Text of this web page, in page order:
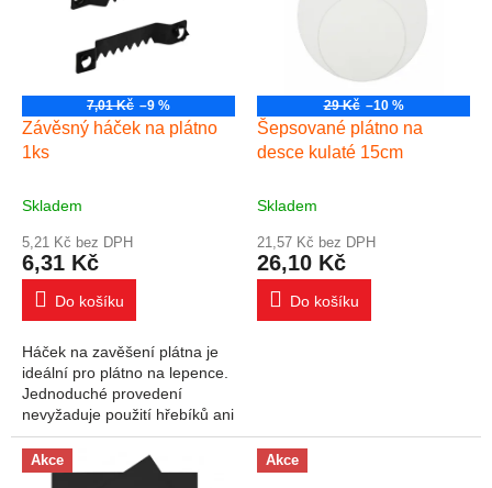
7,01 Kč –9 %
Závěsný háček na plátno
1ks
Skladem
5,21 Kč bez DPH
6,31 Kč
Do košíku
Háček na zavěšení plátna je
ideální pro plátno na lepence.
Jednoduché provedení
nevyžaduje použití hřebíků ani
šroubů. Háček se zatluče do
zadní strany plátna a plátno
je...
29 Kč –10 %
Šepsované plátno na
desce kulaté 15cm
Skladem
21,57 Kč bez DPH
26,10 Kč
Do košíku
Akce Akce